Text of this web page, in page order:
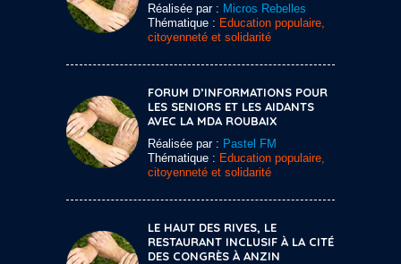
Réalisée par : Micros Rebelles
Thématique : Education populaire,
citoyenneté et solidarité
FORUM D’INFORMATIONS POUR
LES SENIORS ET LES AIDANTS
AVEC LA MDA ROUBAIX
Réalisée par : Pastel FM
Thématique : Education populaire,
citoyenneté et solidarité
LE HAUT DES RIVES, LE
RESTAURANT INCLUSIF À LA CITÉ
DES CONGRÈS À ANZIN